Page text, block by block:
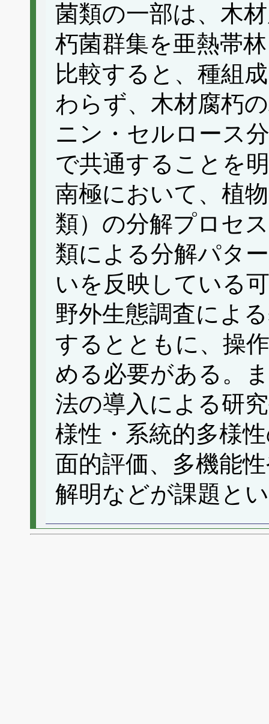
菌類の一部は、木
朽菌群集を亜熱帯
比較すると、種組
わらず、木材腐朽
ニン・セルロース
で共通することを
南極において、植
類）の分解プロセ
類による分解パタ
いを反映している
野外生態調査によ
するとともに、操
める必要がある。
法の導入による研
様性・系統的多様
面的評価、多機能
解明などが課題と